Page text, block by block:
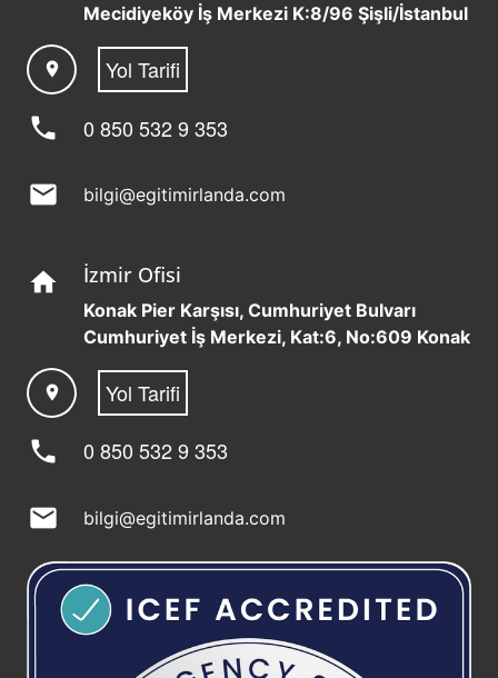
Mecidiyeköy İş Merkezi K:8/96 Şişli/İstanbul
location_on Yol Tarifi
phone 0 850 532 9 353
mail bilgi@egitimirlanda.com
home İzmir Ofisi
Konak Pier Karşısı, Cumhuriyet Bulvarı
Cumhuriyet İş Merkezi, Kat:6, No:609 Konak
location_on Yol Tarifi
phone 0 850 532 9 353
mail bilgi@egitimirlanda.com